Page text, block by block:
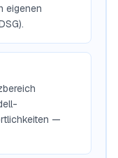
eigenen
—